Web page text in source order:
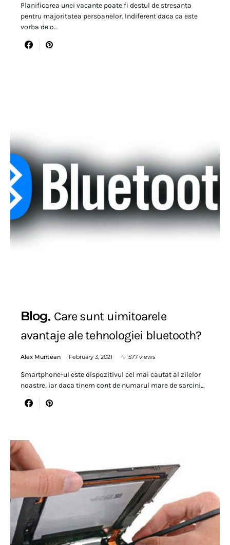
Planificarea unei vacante poate fi destul de stresanta
pentru majoritatea persoanelor. Indiferent daca ca este
vorba de o…
Blog Care sunt uimitoarele
avantaje ale tehnologiei bluetooth?
Alex Muntean February 3, 2021 577 views
Smartphone-ul este dispozitivul cel mai cautat al zilelor
noastre, iar daca tinem cont de numarul mare de sarcini…